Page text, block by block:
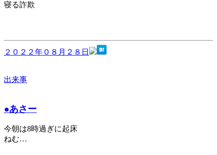
寝る詐欺
２０２２年０８月２８日
出来事
●あさー
今朝は8時過ぎに起床
ねむ…